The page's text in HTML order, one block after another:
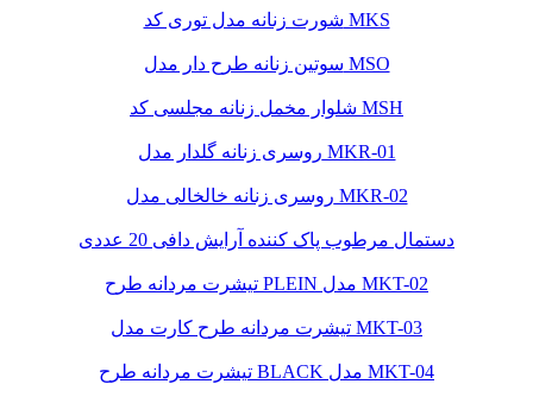
شورت زنانه مدل توری کد MKS
سوتین زنانه طرح دار مدل MSO
شلوار مخمل زنانه مجلسی کد MSH
روسری زنانه گلدار مدل MKR-01
روسری زنانه خالخالی مدل MKR-02
دستمال مرطوب پاک کننده آرایش دافی 20 عددی
تیشرت مردانه طرح PLEIN مدل MKT-02
تیشرت مردانه طرح کارت مدل MKT-03
تیشرت مردانه طرح BLACK مدل MKT-04